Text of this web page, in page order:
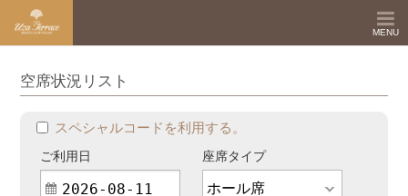
レストラン予約 ホテル選択
レストラン予約確認・キャンセルページへ
MENU
空席状況リスト
スペシャルコードを利用する。
ご利用日 座席タイプ